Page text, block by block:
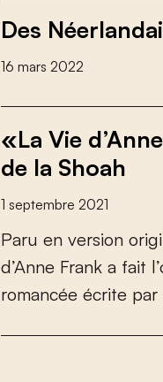
Des
16 mars 2022
«La Vie
de la Shoah
1 septembre 2021
Paru en version origi
d’Anne Frank a fait l’
romancée écrite par